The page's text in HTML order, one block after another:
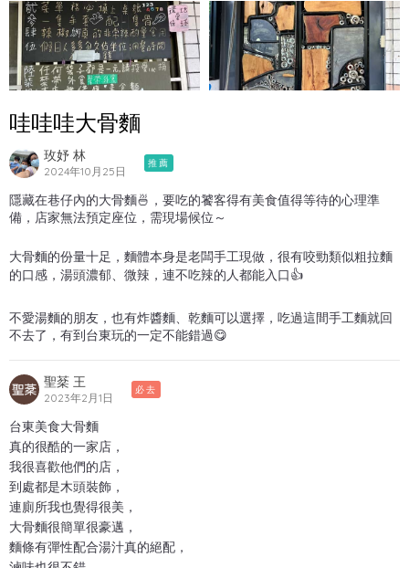
哇哇哇大骨麵
玫妤 林
2024年10月25日
推薦
隱藏在巷仔內的大骨麵🍜，要吃的饕客得有美食值得等待的心理準
備，店家無法預定座位，需現場候位～
大骨麵的份量十足，麵體本身是老闆手工現做，很有咬勁類似粗拉麵
的口感，湯頭濃郁、微辣，連不吃辣的人都能入口👍
不愛湯麵的朋友，也有炸醬麵、乾麵可以選擇，吃過這間手工麵就回
不去了，有到台東玩的一定不能錯過😋
聖棻 王
2023年2月1日
必去
台東美食大骨麵
真的很酷的一家店，
我很喜歡他們的店，
到處都是木頭裝飾，
連廁所我也覺得很美，
大骨麵很簡單很豪邁，
麵條有彈性配合湯汁真的絕配，